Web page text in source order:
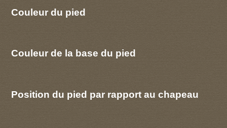
Couleur du pied
Couleur de la base du pied
Position du pied par rapport au chapeau